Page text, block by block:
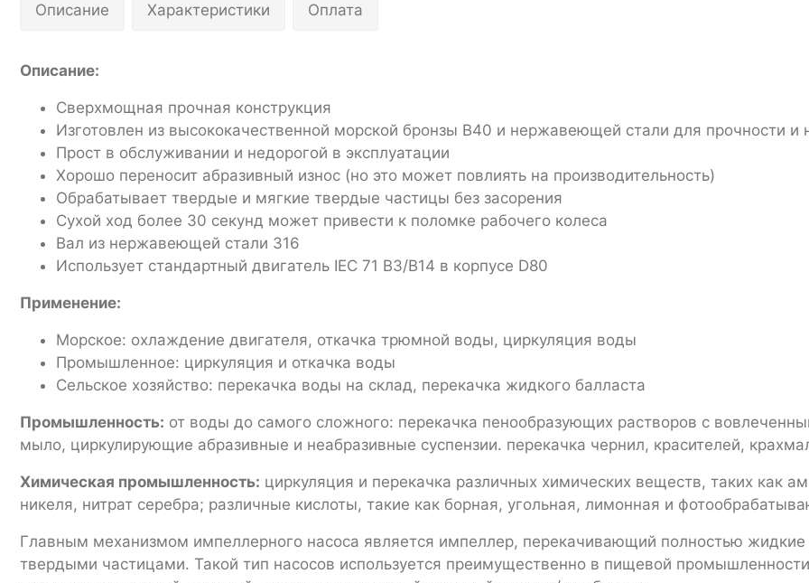
Описание Характеристики Оплата
Описание:
Сверхмощная прочная конструкция
Изготовлен из высококачественной морской бронзы B40 и нержавеющей стали для прочности и
Прост в обслуживании и недорогой в эксплуатации
Хорошо переносит абразивный износ (но это может повлиять на производительность)
Обрабатывает твердые и мягкие твердые частицы без засорения
Сухой ход более 30 секунд может привести к поломке рабочего колеса
Вал из нержавеющей стали 316
Использует стандартный двигатель IEC 71 B3/B14 в корпусе D80
Применение:
Морское: охлаждение двигателя, откачка трюмной воды, циркуляция воды
Промышленное: циркуляция и откачка воды
Сельское хозяйство: перекачка воды на склад, перекачка жидкого балласта
Промышленность: от воды до самого сложного: перекачка пенообразующих растворов с
мыло, циркулирующие абразивные и неабразивные суспензии. перекачка чернил, красителей,
Химическая промышленность: циркуляция и перекачка различных химических веществ, таких как
никеля, нитрат серебра; различные кислоты, такие как борная, угольная, лимонная и
Главным механизмом импеллерного насоса является импеллер, перекачивающий полностью
твердыми частицами. Такой тип насосов используется преимущественно в пищевой